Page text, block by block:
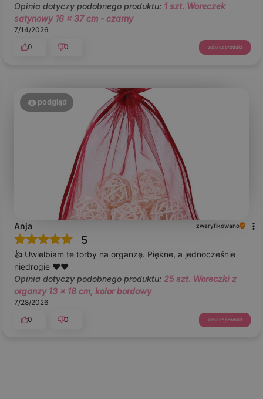
Opinia dotyczy podobnego produktu: 1 szt. Woreczek
satynowy 16 x 37 cm - czarny
7/14/2026
0
0 zobacz produkt
podgląd
Anja zweryfikowano
5
👍️ Uwielbiam te torby na organzę. Piękne, a jednocześnie
niedrogie ❤️❤️
Opinia dotyczy podobnego produktu: 25 szt. Woreczki z
organzy 13 x 18 cm, kolor bordowy
7/28/2026
0
0 zobacz produkt